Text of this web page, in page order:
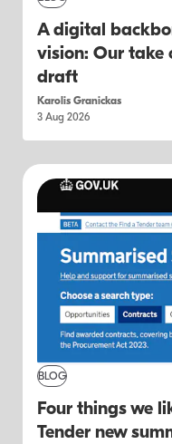
A digital
vision: Our take
draft
Karolis Granickas
3 Aug 2026
BLOG
Four things we
Tender new